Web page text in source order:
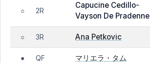
○ 2R
Capucine Cedillo-
Vayson De Pradenne
○ 3R Ana Petkovic
● QF マリエラ・タム